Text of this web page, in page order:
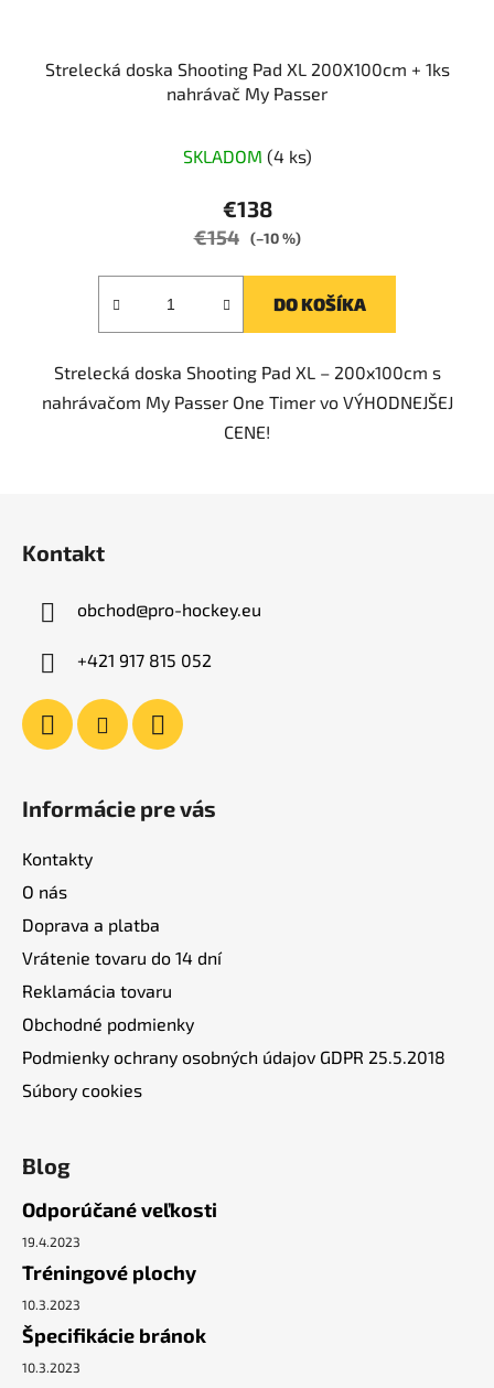
Strelecká doska Shooting Pad XL 200X100cm + 1ks
nahrávač My Passer
hodnotenie
produktu
je
SKLADOM (4 ks)
€138
€154 (–10 %)
DO KOŠÍKA
Strelecká doska Shooting Pad XL – 200x100cm s
nahrávačom My Passer One Timer vo VÝHODNEJŠEJ
CENE!
Kontakt
obchod@pro-hockey.eu
+421 917 815 052
Informácie pre vás
Kontakty
O nás
Doprava a platba
Vrátenie tovaru do 14 dní
Reklamácia tovaru
Obchodné podmienky
Podmienky ochrany osobných údajov GDPR 25.5.2018
Súbory cookies
Blog
Odporúčané veľkosti
19.4.2023
Tréningové plochy
10.3.2023
Špecifikácie bránok
10.3.2023